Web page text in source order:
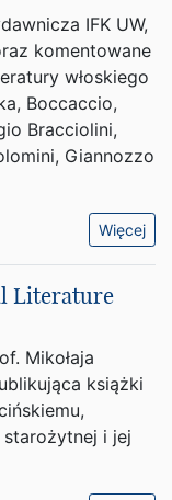
IFK UW,
komentowane
włoskiego
Boccaccio,
Bracciolini,
Giannozzo
Więcej
Literature
Mikołaja
książki
i jej